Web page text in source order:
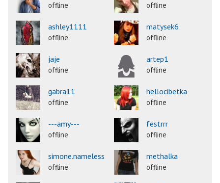
offline offline
ashley1111
offline
matysek6
offline
jaje
offline
artep1
offline
gabra11
offline
hellocibetka
offline
---amy---
offline
festrrr
offline
simone.nameless
offline
methalka
offline